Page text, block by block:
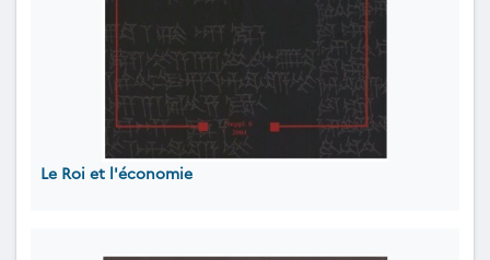
Le Roi et l'économie